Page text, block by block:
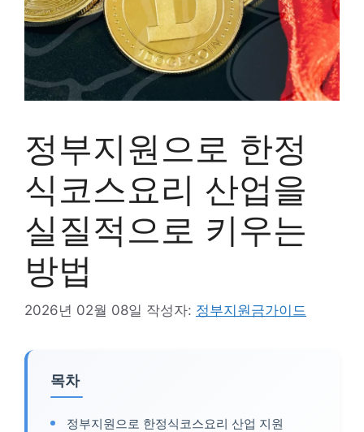
정부지원으로 한정
식코스요리 산업을
실질적으로 키우는
방법
2026년 02월 08일 작성자: 정부지원금가이드
목차
정부지원으로 한정식코스요리 산업 지원